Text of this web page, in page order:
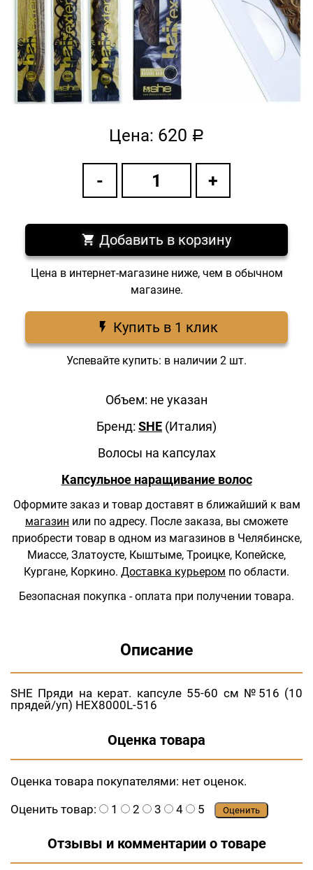
Цена: 620 a
Добавить в корзину
Цена в интернет-магазине ниже, чем в обычном
магазине.
Купить в 1 клик
Успевайте купить: в наличии 2 шт.
Объем: не указан
Бренд: SHE (Италия)
Волосы на капсулах
Капсульное наращивание волос
Оформите заказ и товар доставят в ближайший к вам
магазин или по адресу. После заказа, вы сможете
приобрести товар в одном из магазинов в Челябинске,
Миассе, Златоусте, Кыштыме, Троицке, Копейске,
Кургане, Коркино. Доставка курьером по области.
Безопасная покупка - оплата при получении товара.
Описание
SHE Пряди на керат. капсуле 55-60 см №516 (10
прядей/уп) HEX8000L-516
Оценка товара
Оценка товара покупателями: нет оценок.
Оценить товар:
1 2 3 4 5 Оценить
Отзывы и комментарии о товаре